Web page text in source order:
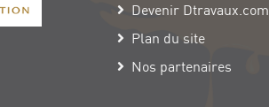
Devenir Dtravaux.com
Plan du site
Nos partenaires